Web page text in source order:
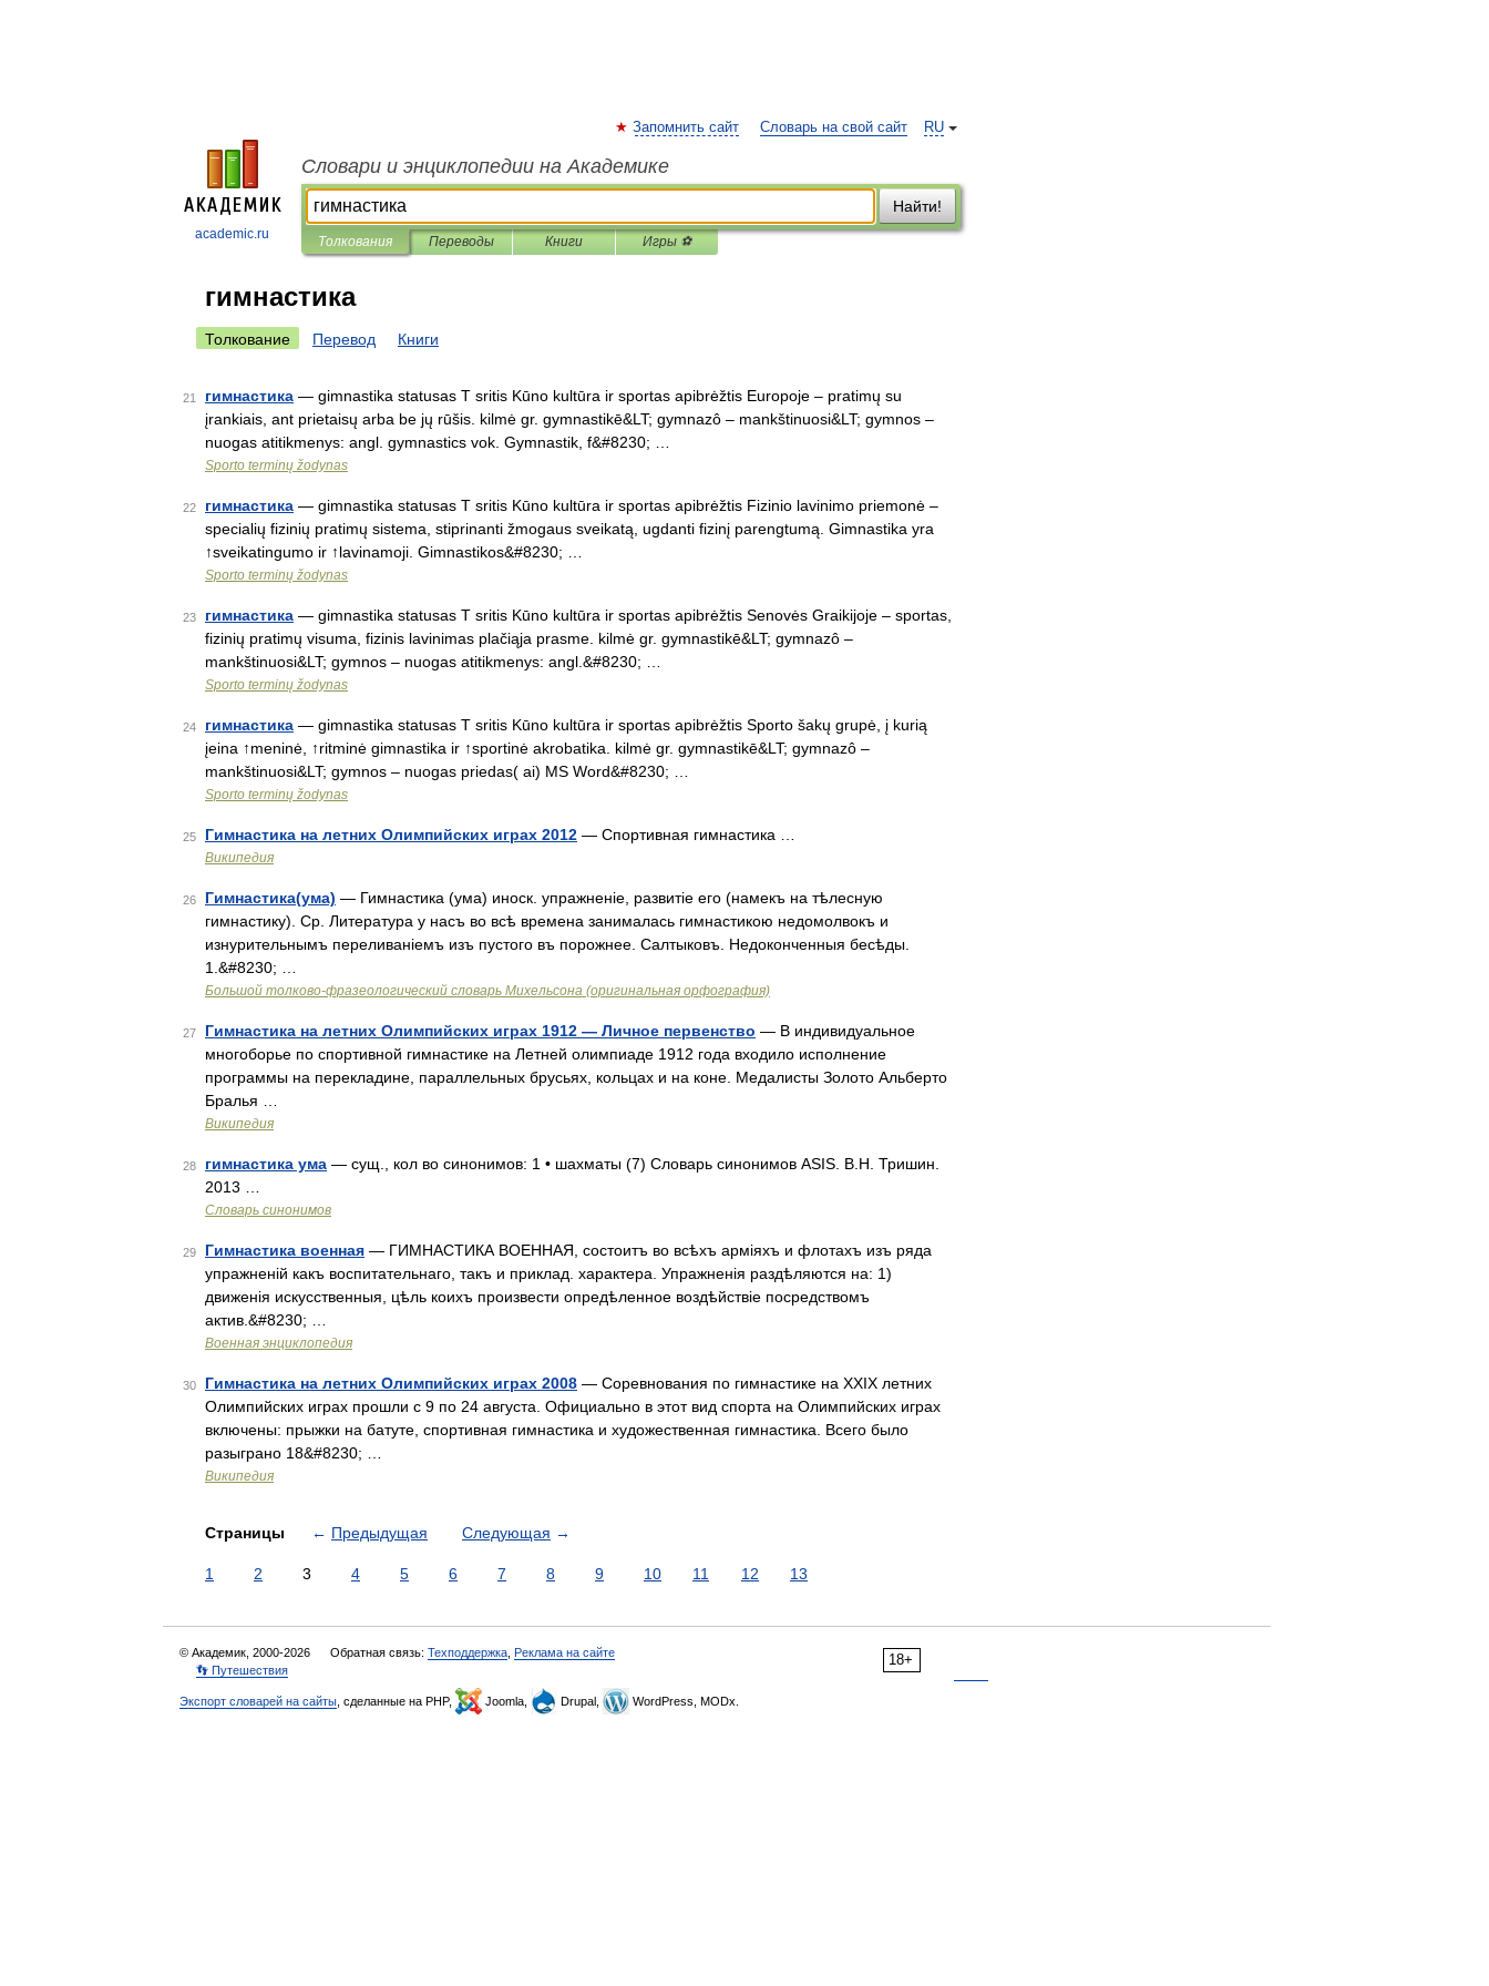
academic.ru
RU
Запомнить сайт Словарь на свой сайт
Словари и энциклопедии на Академике
Найти!
Толкования Переводы Книги Игры ⚽
гимнастика
Толкование Перевод Книги
21 гимнастика — gimnastika statusas T sritis Kūno kultūra ir sportas apibrėžtis Europoje – pratimų su
įrankiais, ant prietaisų arba be jų rūšis. kilmė gr. gymnastikē&LT; gymnazô – mankštinuosi&LT; gymnos –
nuogas atitikmenys: angl. gymnastics vok. Gymnastik, f&#8230; …
Sporto terminų žodynas
22 гимнастика — gimnastika statusas T sritis Kūno kultūra ir sportas apibrėžtis Fizinio lavinimo priemonė –
specialių fizinių pratimų sistema, stiprinanti žmogaus sveikatą, ugdanti fizinį parengtumą. Gimnastika yra
↑sveikatingumo ir ↑lavinamoji. Gimnastikos&#8230; …
Sporto terminų žodynas
23 гимнастика — gimnastika statusas T sritis Kūno kultūra ir sportas apibrėžtis Senovės Graikijoje – sportas,
fizinių pratimų visuma, fizinis lavinimas plačiąja prasme. kilmė gr. gymnastikē&LT; gymnazô –
mankštinuosi&LT; gymnos – nuogas atitikmenys: angl.&#8230; …
Sporto terminų žodynas
24 гимнастика — gimnastika statusas T sritis Kūno kultūra ir sportas apibrėžtis Sporto šakų grupė, į kurią
įeina ↑meninė, ↑ritminė gimnastika ir ↑sportinė akrobatika. kilmė gr. gymnastikē&LT; gymnazô –
mankštinuosi&LT; gymnos – nuogas priedas( ai) MS Word&#8230; …
Sporto terminų žodynas
25 Гимнастика на летних Олимпийских играх 2012 — Спортивная гимнастика …
Википедия
26 Гимнастика(ума) — Гимнастика (ума) иноск. упражненіе, развитіе его (намекъ на тѣлесную
гимнастику). Ср. Литература у насъ во всѣ времена занималась гимнастикою недомолвокъ и
изнурительнымъ переливаніемъ изъ пустого въ порожнее. Салтыковъ. Недоконченныя бесѣды.
1.&#8230; …
Большой толково-фразеологический словарь Михельсона (оригинальная орфография)
27 Гимнастика на летних Олимпийских играх 1912 — Личное первенство — В индивидуальное
многоборье по спортивной гимнастике на Летней олимпиаде 1912 года входило исполнение
программы на перекладине, параллельных брусьях, кольцах и на коне. Медалисты Золото Альберто
Бралья …
Википедия
28 гимнастика ума — сущ., кол во синонимов: 1 • шахматы (7) Словарь синонимов ASIS. В.Н. Тришин.
2013 …
Словарь синонимов
29 Гимнастика военная — ГИМНАСТИКА ВОЕННАЯ, состоитъ во всѣхъ арміяхъ и флотахъ изъ ряда
упражненій какъ воспитательнаго, такъ и приклад. характера. Упражненія раздѣляются на: 1)
движенія искусственныя, цѣль коихъ произвести опредѣленное воздѣйствіе посредствомъ
актив.&#8230; …
Военная энциклопедия
30 Гимнастика на летних Олимпийских играх 2008 — Соревнования по гимнастике на XXIX летних
Олимпийских играх прошли с 9 по 24 августа. Официально в этот вид спорта на Олимпийских играх
включены: прыжки на батуте, спортивная гимнастика и художественная гимнастика. Всего было
разыграно 18&#8230; …
Википедия
Страницы ← Предыдущая Следующая →
1 2 3 4 5 6 7 8 9 10 11 12 13
18+
© Академик, 2000-2026 Обратная связь: Техподдержка Реклама на сайте
👣 Путешествия
Экспорт словарей на сайты , сделанные на PHP, Joomla, Drupal, WordPress, MODx.